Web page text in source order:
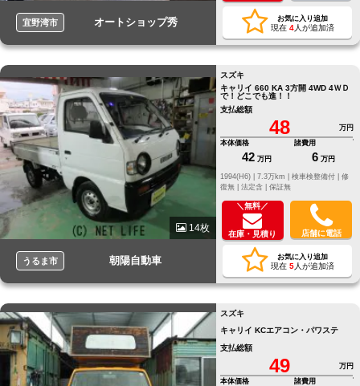
宜野湾市 オートショップ秀 お気に入り追加
現在 4人が追加済
14枚
うるま市 朝陽自動車
スズキ
キャリイ 660 KA 3方開 4WD 4ＷＤ
で！どこでも進！！
支払総額
48
万円
本体価格
42 万円
諸費用
6 万円
修
復無 | 法定含 | 保証無
＼無料／
在庫・見積り 店舗に電話
お気に入り追加
現在 5人が追加済
スズキ
キャリイ KCエアコン・パワステ
支払総額
49
万円
本体価格
諸費用